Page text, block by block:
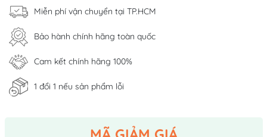
Miễn phí vận chuyển tại TP.HCM
Bảo hành chính hãng toàn quốc
Cam kết chính hãng 100%
1 đổi 1 nếu sản phẩm lỗi